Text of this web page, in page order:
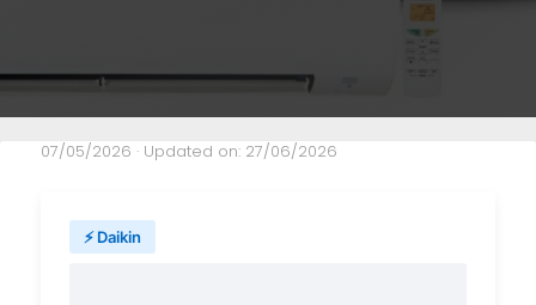
07/05/2026 · Updated on: 27/06/2026
⚡ Daikin